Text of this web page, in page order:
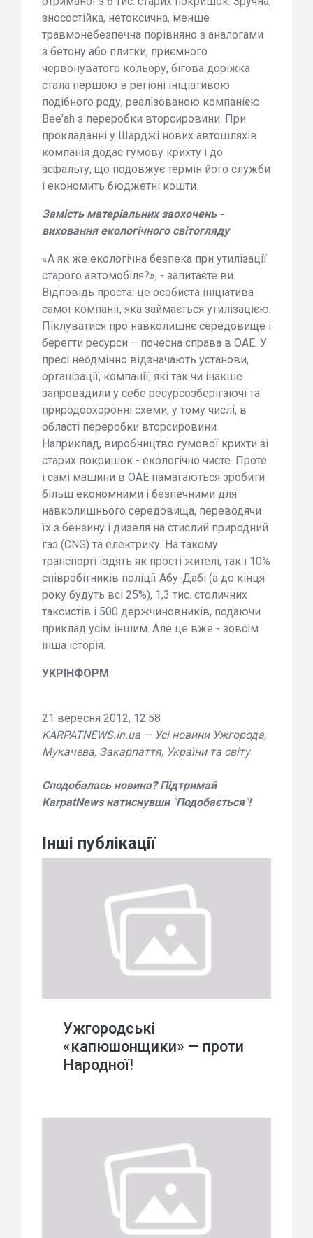
зносостійка, нетоксична, менше
травмонебезпечна порівняно з аналогами
з бетону або плитки, приємного
червонуватого кольору, бігова доріжка
стала першою в регіоні ініціативою
подібного роду, реалізованою компанією
Bee'ah з переробки вторсировини. При
прокладанні у Шарджі нових автошляхів
компанія додає гумову крихту і до
асфальту, що подовжує термін його служби
і економить бюджетні кошти.
Замість матеріальних заохочень -
виховання екологічного світогляду
«А як же екологічна безпека при утилізації
старого автомобіля?», - запитаєте ви.
Відповідь проста: це особиста ініціатива
самої компанії, яка займається утилізацією.
Піклуватися про навколишнє середовище і
берегти ресурси – почесна справа в ОАЕ. У
пресі неодмінно відзначають установи,
організації, компанії, які так чи інакше
запровадили у себе ресурсозберігаючі та
природоохоронні схеми, у тому числі, в
області переробки вторсировини.
Наприклад, виробництво гумової крихти зі
старих покришок - екологічно чисте. Проте
і самі машини в ОАЕ намагаються зробити
більш економними і безпечними для
навколишнього середовища, переводячи
їх з бензину і дизеля на стислий природний
газ (CNG) та електрику. На такому
транспорті їздять як прості жителі, так і 10%
співробітників поліції Абу-Дабі (а до кінця
року будуть всі 25%), 1,3 тис. столичних
таксистів і 500 держчиновників, подаючи
приклад усім іншим. Але це вже - зовсім
інша історія.
УКРІНФОРМ
21 вересня 2012, 12:58
KARPATNEWS.in.ua — Усі новини Ужгорода,
Мукачева, Закарпаття, України та світу
Сподобалась новина? Підтримай
KarpatNews натиснувши "Подобається"!
Інші публікації
Ужгородські
«капюшонщики» — проти
Народної!